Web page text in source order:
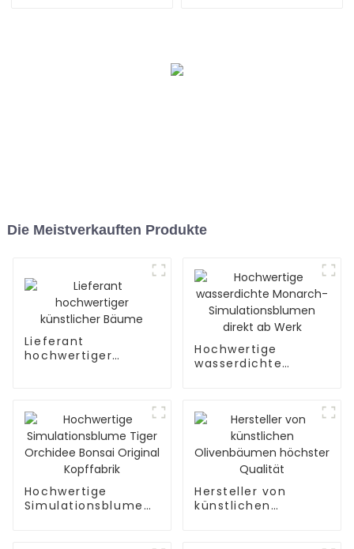
Die Meistverkauften Produkte
Lieferant
hochwertiger
Hochwertige
wasserdichte
Hochwertige
Simulationsblume
Hersteller von
künstlichen